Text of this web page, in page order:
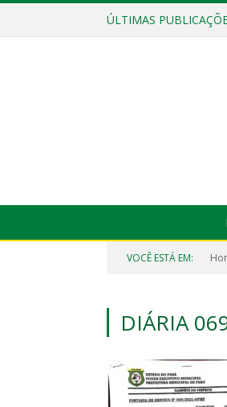
ÚLTIMAS
VOCÊ ESTÁ EM:
DIÁRIA